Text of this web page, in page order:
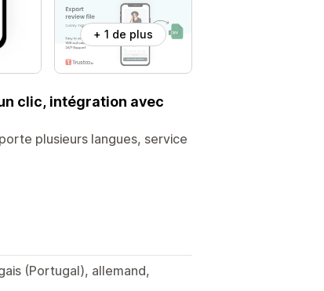
+ 1 de plus
clic, intégration avec
plusieurs langues, service
(Portugal), allemand,